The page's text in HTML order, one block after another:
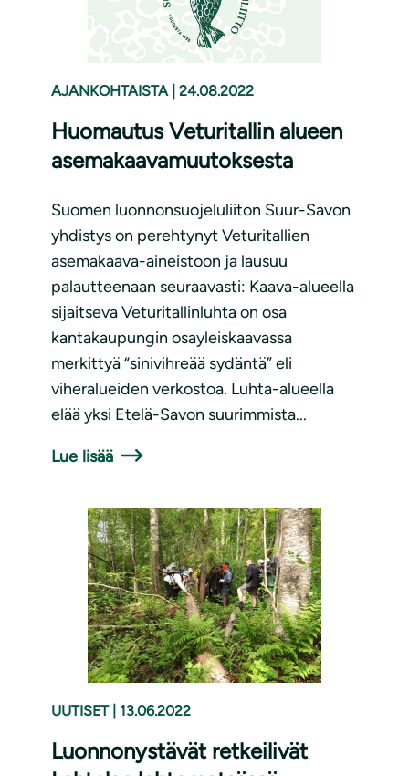
AJANKOHTAISTA 24.08.2022
Huomautus Veturitallin alueen
asemakaavamuutoksesta
Suomen luonnonsuojeluliiton Suur-Savon
yhdistys on perehtynyt Veturitallien
asemakaava-aineistoon ja lausuu
palautteenaan seuraavasti: Kaava-alueella
sijaitseva Veturitallinluhta on osa
kantakaupungin osayleiskaavassa
merkittyä “sinivihreää sydäntä” eli
viheralueiden verkostoa. Luhta-alueella
elää yksi Etelä-Savon suurimmista...
Lue lisää
UUTISET 13.06.2022
Luonnonystävät retkeilivät